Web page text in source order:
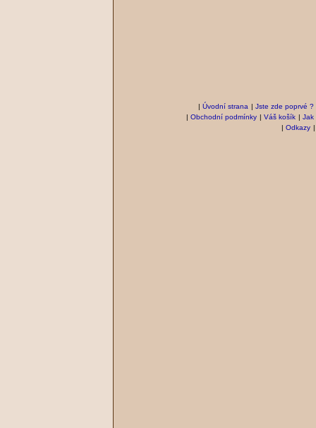
| Úvodní strana | Jste zde poprvé ?
| Obchodní podmínky | Váš košík | Jak
| Odkazy